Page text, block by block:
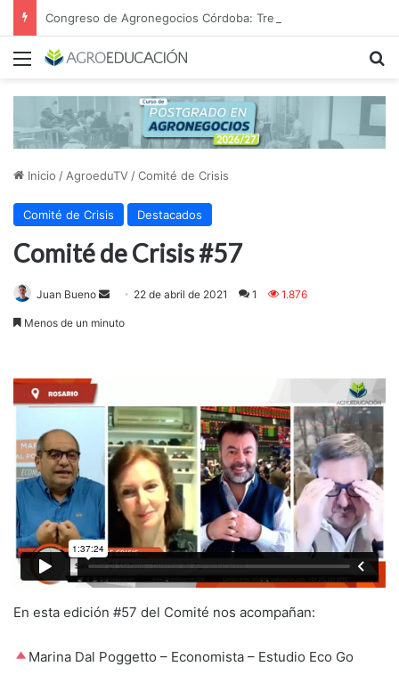
Menú
Inicio / AgroeduTV /Comité de Crisis
Comité de Crisis Destacados
Comité de Crisis #57
Juan Bueno
Send 22 de abril de 2021 1 1.876
Menos de un minuto
En esta edición #57 del Comité nos acompañan:
Marina Dal Poggetto – Economista – Estudio Eco Go